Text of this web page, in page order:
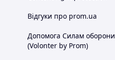
Відгуки про prom.ua
Допомога Силам оборони
(Volonter by Prom)